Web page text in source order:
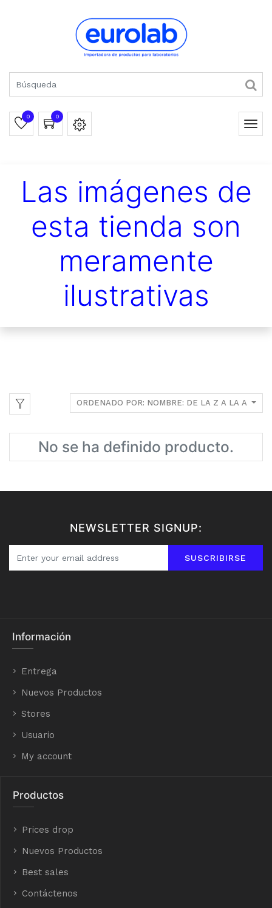
0 0
Las imágenes de
esta tienda son
meramente
ilustrativas
ORDENADO POR: NOMBRE: DE LA Z A LA A
No se ha definido producto.
NEWSLETTER SIGNUP:
SUSCRIBIRSE
Información
Entrega
Nuevos Productos
Stores
Usuario
My account
Productos
Prices drop
Nuevos Productos
Best sales
Contáctenos